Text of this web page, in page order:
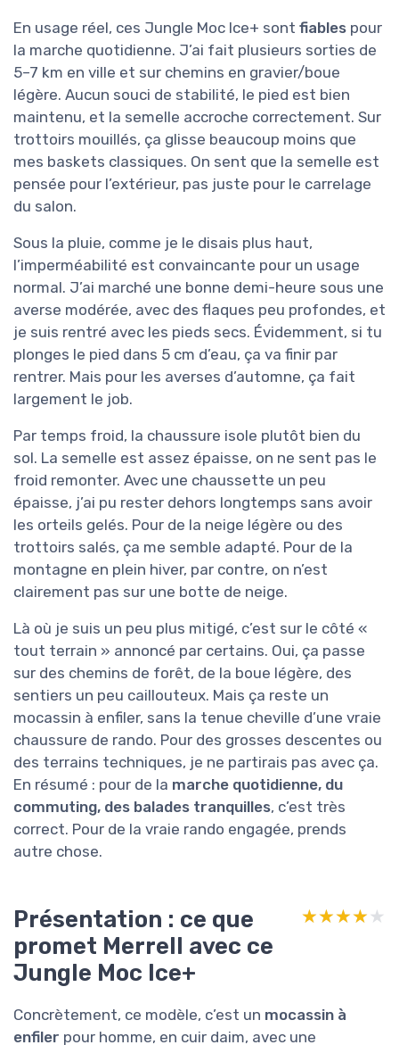
En usage réel, ces Jungle Moc Ice+ sont fiables pour
la marche quotidienne. J’ai fait plusieurs sorties de
5–7 km en ville et sur chemins en gravier/boue
légère. Aucun souci de stabilité, le pied est bien
maintenu, et la semelle accroche correctement. Sur
trottoirs mouillés, ça glisse beaucoup moins que
mes baskets classiques. On sent que la semelle est
pensée pour l’extérieur, pas juste pour le carrelage
du salon.
Sous la pluie, comme je le disais plus haut,
l’imperméabilité est convaincante pour un usage
normal. J’ai marché une bonne demi-heure sous une
averse modérée, avec des flaques peu profondes, et
je suis rentré avec les pieds secs. Évidemment, si tu
plonges le pied dans 5 cm d’eau, ça va finir par
rentrer. Mais pour les averses d’automne, ça fait
largement le job.
Par temps froid, la chaussure isole plutôt bien du
sol. La semelle est assez épaisse, on ne sent pas le
froid remonter. Avec une chaussette un peu
épaisse, j’ai pu rester dehors longtemps sans avoir
les orteils gelés. Pour de la neige légère ou des
trottoirs salés, ça me semble adapté. Pour de la
montagne en plein hiver, par contre, on n’est
clairement pas sur une botte de neige.
Là où je suis un peu plus mitigé, c’est sur le côté «
tout terrain » annoncé par certains. Oui, ça passe
sur des chemins de forêt, de la boue légère, des
sentiers un peu caillouteux. Mais ça reste un
mocassin à enfiler, sans la tenue cheville d’une vraie
chaussure de rando. Pour des grosses descentes ou
des terrains techniques, je ne partirais pas avec ça.
En résumé : pour de la marche quotidienne, du
commuting, des balades tranquilles, c’est très
correct. Pour de la vraie rando engagée, prends
autre chose.
Présentation : ce que
promet Merrell avec ce
Jungle Moc Ice+
★★★★★
★★★★★
Concrètement, ce modèle, c’est un mocassin à
enfiler pour homme, en cuir daim, avec une